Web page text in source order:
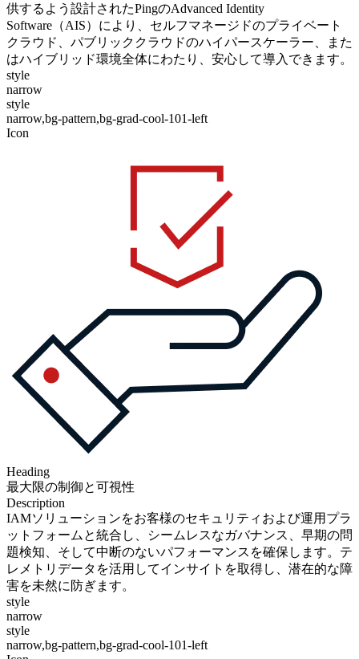
供するよう設計されたPingのAdvanced Identity
Software（AIS）により、セルフマネージドのプライベート
クラウド、パブリッククラウドのハイパースケーラー、また
はハイブリッド環境全体にわたり、安心して導入できます。
style
narrow
style
narrow,bg-pattern,bg-grad-cool-101-left
Icon
Heading
最大限の制御と可視性
Description
IAMソリューションをお客様のセキュリティおよび運用プラ
ットフォームと統合し、シームレスなガバナンス、早期の問
題検知、そして中断のないパフォーマンスを確保します。テ
レメトリデータを活用してインサイトを取得し、潜在的な障
害を未然に防ぎます。
style
narrow
style
narrow,bg-pattern,bg-grad-cool-101-left